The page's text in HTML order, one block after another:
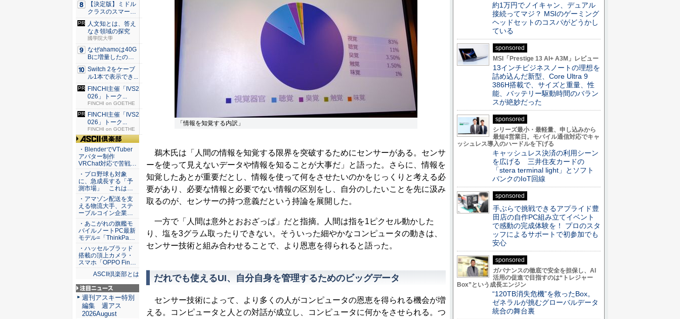
「情報を知覚する内訳」
鵜木氏は「人間の情報を知覚する限界を突破するためにセンサーがある。センサ
ーを使って見えないデータや情報を知ることが大事だ」と語った。さらに、情報を
知覚したあとが重要だとし、情報を使って何をさせたいのかをじっくりと考える必
要があり、必要な情報と必要でない情報の区別をし、自分のしたいことを先に汲み
取るのが、センサーの持つ意義だという持論を展開した。
一方で「人間は意外とおおざっぱ」だと指摘。人間は指を1ピクセル動かした
り、塩を3グラム取ったりできない。そういった細やかなコンピュータの動きは、
センサー技術と組み合わせることで、より恩恵を得られると語った。
だれでも使えるUI、自分自身を管理するためのビッグデータ
センサー技術によって、より多くの人がコンピュータの恩恵を得られる機会が増
える。コンピュータと人との対話が成立し、コンピュータに何かをさせられる。つ
【決定版】ミドル
クラスのスマート
フォンの...
人文知とは、答え
なき領域の探究
國學院大學
なぜahamoは40G
Bに増量したの
か ...
Switch 2をケーブ
ル1本で表示でき...
FINCHI主催「IVS2
026」トーク...
FINCHI on GOETHE
FINCHI主催「IVS2
026」トーク...
FINCHI on GOETHE
ASCII倶楽部
・BlenderでVTuber
アバター制作
VRChat対応で苦戦…
・プロ野球も対象
に、急成長する「予
測市場」 これは…
・アマゾン配送を支
える物流大手、ステ
ーブルコイン企業…
・あこがれの旗艦モ
バイルノートPC最新
モデル=「ThinkPa…
・ハッセルブラッド
搭載の頂上カメラ・
スマホ「OPPO Fin…
ASCII倶楽部とは
注目ニュース
週刊アスキー特別
編集 週アス
2026August
約1万円でノイキャン、デュアル
接続ってマジ？ MSIのゲーミング
ヘッドセットのコスパがどうかし
ている
sponsored
MSI「Prestige 13 AI+ A3M」レビュー
13インチビジネスノートの理想を
詰め込んだ新型、Core Ultra 9
386H搭載で、サイズと重量、性
能、バッテリー駆動時間のバラン
スが絶妙だった
sponsored
シリーズ最小・最軽量、申し込みから
最短4営業日。モバイル通信対応でキャ
ッシュレス導入のハードルを下げる
キャッシュレス決済の利用シーン
を広げる 三井住友カードの
「stera terminal light」とソフト
バンクのIoT回線
sponsored
手ぶらで挑戦できるアプライド豊
田店の自作PC組み立てイベント
で感動の完成体験を！ プロのスタ
ッフによるサポートで初参加でも
安心
sponsored
ガバナンスの徹底で安全を担保し、AI
活用の促進で目指すのは“トレジャー
Box”という成長エンジン
“120TB消失危機”を救ったBox。
ゼネラルが挑むグローバルデータ
統合の舞台裏